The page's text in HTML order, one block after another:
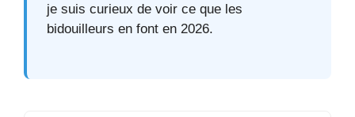
je suis curieux de voir ce que les
bidouilleurs en font en 2026.